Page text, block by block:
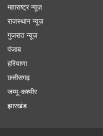
शेयर बाजार में दिखी सुस्ती
सोने-चांदी से इतर इस साल
सुस्ती ही दिखी है। बॉम्बे
शनिवार को 74,005 पर
महाराष्ट्र न्यूज़
राजस्थान न्यूज़
गुजरात न्यूज़
पंजाब
हरियाणा
छत्तीसगढ़
जम्मू-कश्मीर
झारखंड